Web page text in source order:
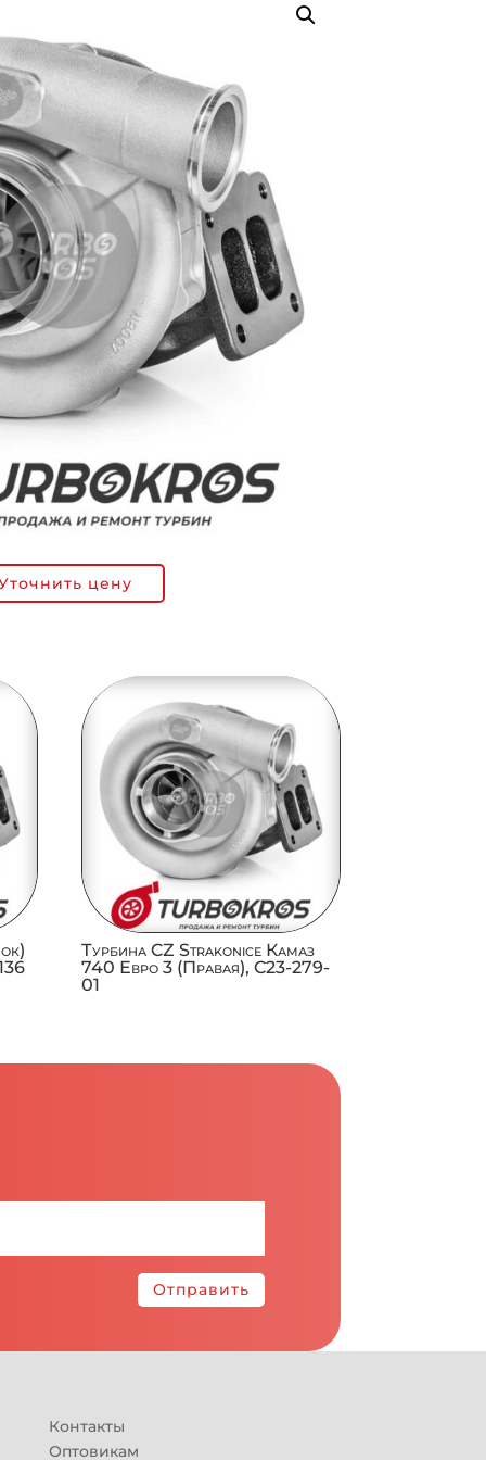
цену
Турбина CZ Strakonice Камаз
740 Евро 3 (Правая), C23-279-
01
Отправить
Контакты
Оптовикам